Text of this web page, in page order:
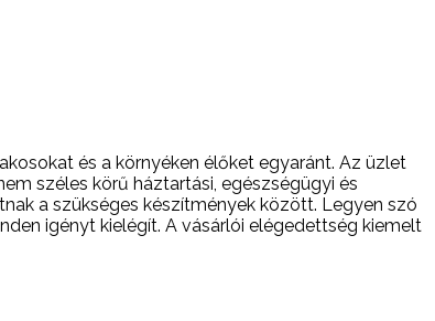
és a környéken élőket egyaránt. Az üzlet
széles körű háztartási, egészségügyi és
a szükséges készítmények között. Legyen szó
igényt kielégít. A vásárlói elégedettség kiemelt